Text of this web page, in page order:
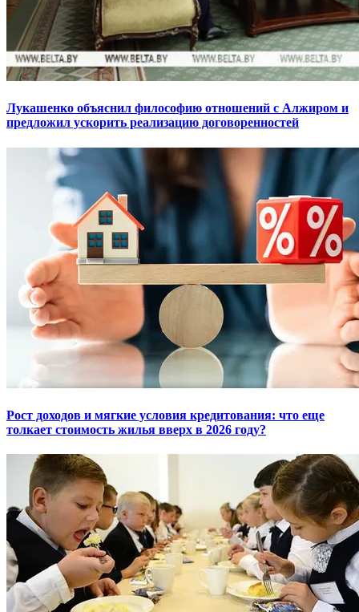
Лукашенко объяснил философию отношений с Алжиром и
предложил ускорить реализацию договоренностей
Рост доходов и мягкие условия кредитования: что еще
толкает стоимость жилья вверх в 2026 году?